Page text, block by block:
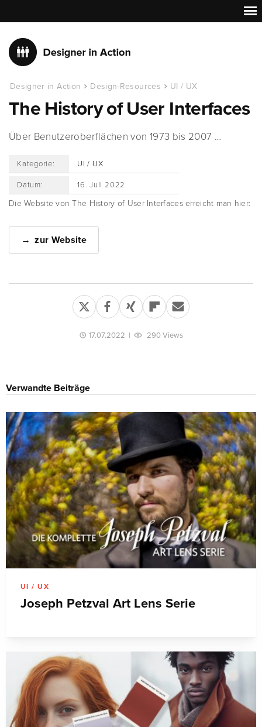
Designer in Action Design-Resources UI / UX
The History of User Interfaces
Über Benutzeroberflächen von 1973 bis 2007 …
Kategorie: UI / UX
Datum: 16. Juli 2022
Die Website von The History of User Interfaces erreicht man hier:
zur Website
17.07.2022 | 290 Views
Verwandte Beiträge
UI / UX
Joseph Petzval Art Lens Serie